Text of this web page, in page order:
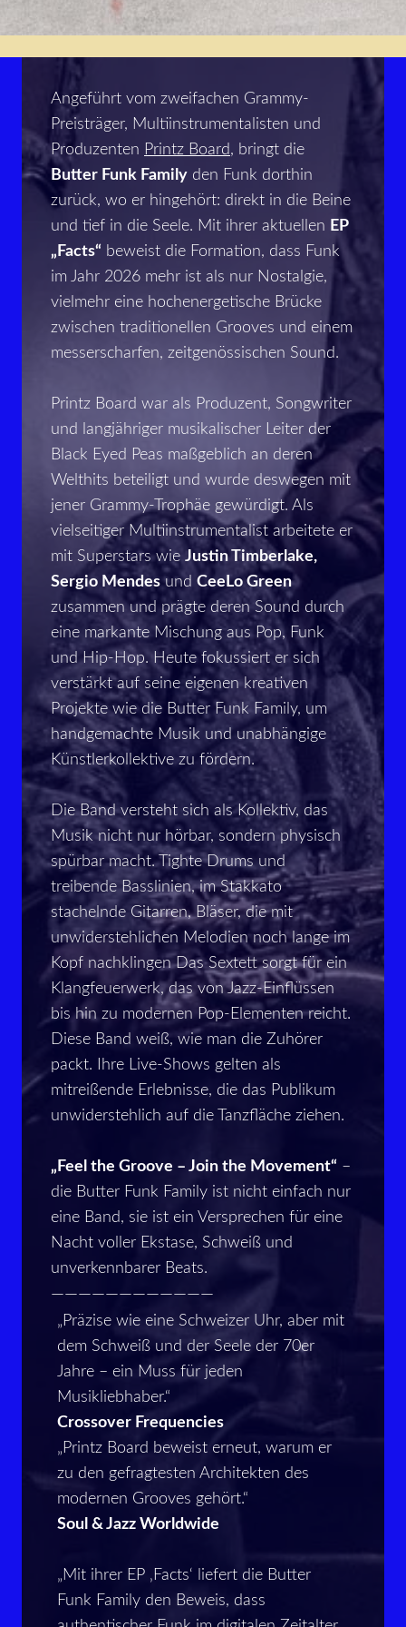
Angeführt vom zweifachen Grammy-
Preisträger, Multiinstrumentalisten und
Produzenten Printz Board, bringt die
Butter Funk Family den Funk dorthin
zurück, wo er hingehört: direkt in die Beine
und tief in die Seele. Mit ihrer aktuellen EP
„Facts“ beweist die Formation, dass Funk
im Jahr 2026 mehr ist als nur Nostalgie,
vielmehr eine hochenergetische Brücke
zwischen traditionellen Grooves und einem
messerscharfen, zeitgenössischen Sound.
Printz Board war als Produzent, Songwriter
und langjähriger musikalischer Leiter der
Black Eyed Peas maßgeblich an deren
Welthits beteiligt und wurde deswegen mit
jener Grammy-Trophäe gewürdigt. Als
vielseitiger Multiinstrumentalist arbeitete er
mit Superstars wie Justin Timberlake,
Sergio Mendesund CeeLo Green
zusammen und prägte deren Sound durch
eine markante Mischung aus Pop, Funk
und Hip-Hop. Heute fokussiert er sich
verstärkt auf seine eigenen kreativen
Projekte wie die Butter Funk Family, um
handgemachte Musik und unabhängige
Künstlerkollektive zu fördern.
Die Band versteht sich als Kollektiv, das
Musik nicht nur hörbar, sondern physisch
spürbar macht. Tighte Drums und
treibende Basslinien, im Stakkato
stachelnde Gitarren, Bläser, die mit
unwiderstehlichen Melodien noch lange im
Kopf nachklingen Das Sextett sorgt für ein
Klangfeuerwerk, das von Jazz-Einflüssen
bis hin zu modernen Pop-Elementen reicht.
Diese Band weiß, wie man die Zuhörer
packt. Ihre Live-Shows gelten als
mitreißende Erlebnisse, die das Publikum
unwiderstehlich auf die Tanzfläche ziehen.
„Feel the Groove – Join the Movement“ –
die Butter Funk Family ist nicht einfach nur
eine Band, sie ist ein Versprechen für eine
Nacht voller Ekstase, Schweiß und
unverkennbarer Beats.
————————————
„Präzise wie eine Schweizer Uhr, aber mit
dem Schweiß und der Seele der 70er
Jahre – ein Muss für jeden
Musikliebhaber.“
Crossover Frequencies
„Printz Board beweist erneut, warum er
zu den gefragtesten Architekten des
modernen Grooves gehört.“
Soul & Jazz Worldwide
„Mit ihrer EP ‚Facts‘ liefert die Butter
Funk Family den Beweis, dass